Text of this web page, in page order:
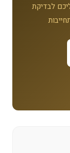
לבדיקת